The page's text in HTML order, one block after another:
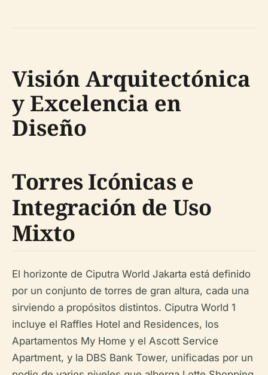
Visión Arquitectónica
y Excelencia en
Diseño
Torres Icónicas e
Integración de Uso
Mixto
El horizonte de Ciputra World Jakarta está definido
por un conjunto de torres de gran altura, cada una
sirviendo a propósitos distintos. Ciputra World 1
incluye el Raffles Hotel and Residences, los
Apartamentos My Home y el Ascott Service
Apartment, y la DBS Bank Tower, unificadas por un